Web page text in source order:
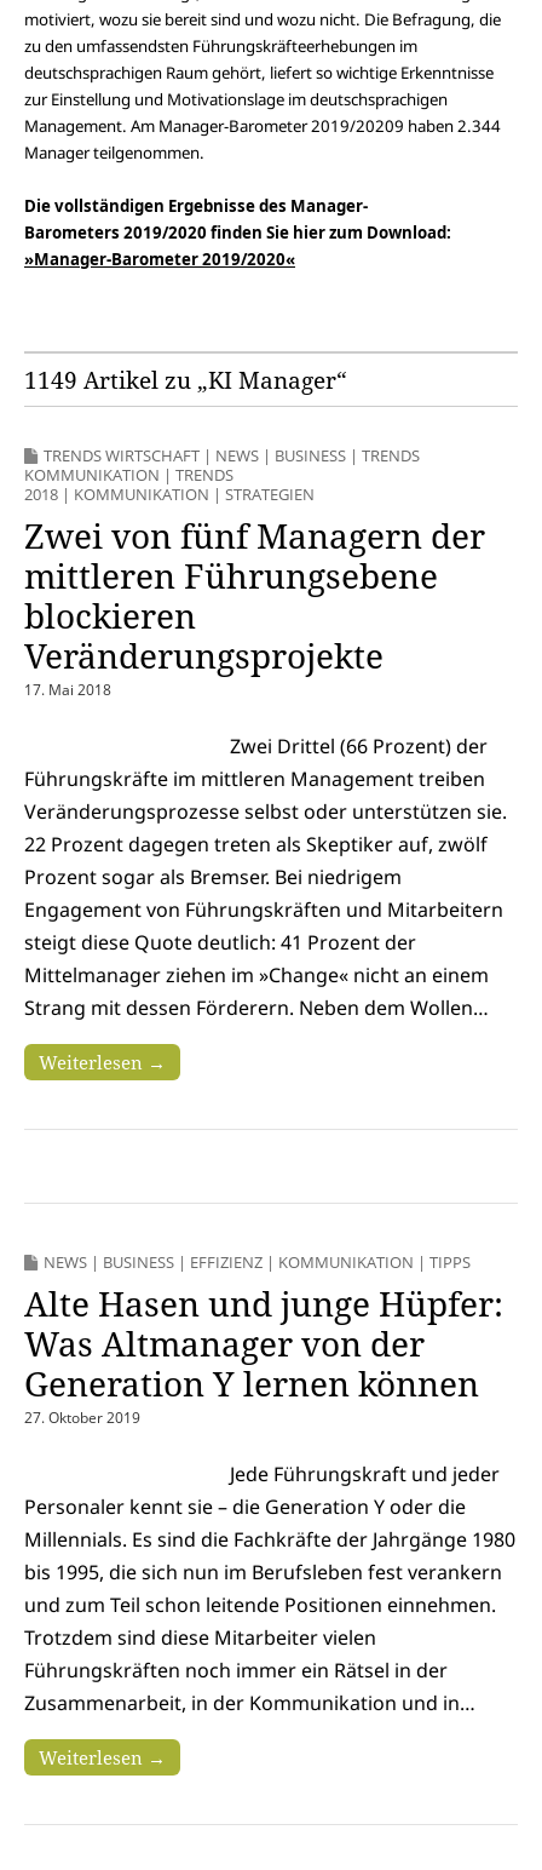
motiviert, wozu sie bereit sind und wozu nicht. Die Befragung, die
zu den umfassendsten Führungskräfteerhebungen im
deutschsprachigen Raum gehört, liefert so wichtige Erkenntnisse
zur Einstellung und Motivationslage im deutschsprachigen
Management. Am Manager-Barometer 2019/20209 haben 2.344
Manager teilgenommen.
Die vollständigen Ergebnisse des Manager-
Barometers 2019/2020 finden Sie hier zum Download:
»Manager-Barometer 2019/2020«
1149 Artikel zu „KI Manager“
TRENDS WIRTSCHAFT | NEWS | BUSINESS | TRENDS
KOMMUNIKATION | TRENDS
2018 | KOMMUNIKATION | STRATEGIEN
Zwei von fünf Managern der
mittleren Führungsebene
blockieren
Veränderungsprojekte
17. Mai 2018
Zwei Drittel (66 Prozent) der
Führungskräfte im mittleren Management treiben
Veränderungsprozesse selbst oder unterstützen sie.
22 Prozent dagegen treten als Skeptiker auf, zwölf
Prozent sogar als Bremser. Bei niedrigem
Engagement von Führungskräften und Mitarbeitern
steigt diese Quote deutlich: 41 Prozent der
Mittelmanager ziehen im »Change« nicht an einem
Strang mit dessen Förderern. Neben dem Wollen…
Weiterlesen →
NEWS | BUSINESS | EFFIZIENZ | KOMMUNIKATION | TIPPS
Alte Hasen und junge Hüpfer:
Was Altmanager von der
Generation Y lernen können
27. Oktober 2019
Jede Führungskraft und jeder
Personaler kennt sie – die Generation Y oder die
Millennials. Es sind die Fachkräfte der Jahrgänge 1980
bis 1995, die sich nun im Berufsleben fest verankern
und zum Teil schon leitende Positionen einnehmen.
Trotzdem sind diese Mitarbeiter vielen
Führungskräften noch immer ein Rätsel in der
Zusammenarbeit, in der Kommunikation und in…
Weiterlesen →